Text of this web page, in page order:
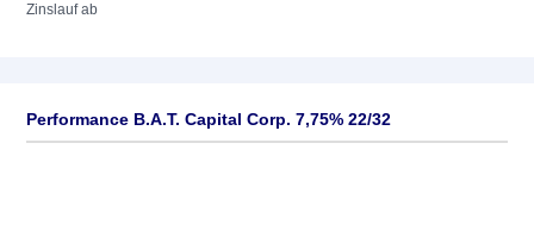
Zinslauf ab
Performance B.A.T. Capital Corp. 7,75% 22/32